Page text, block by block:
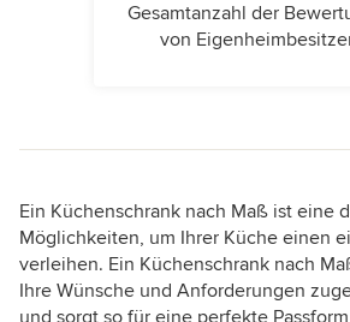
Gesamtanzahl der
von
Ein Küchenschrank nach Maß ist eine
Möglichkeiten, um Ihrer Küche einen
verleihen. Ein Küchenschrank nach
Ihre Wünsche und Anforderungen